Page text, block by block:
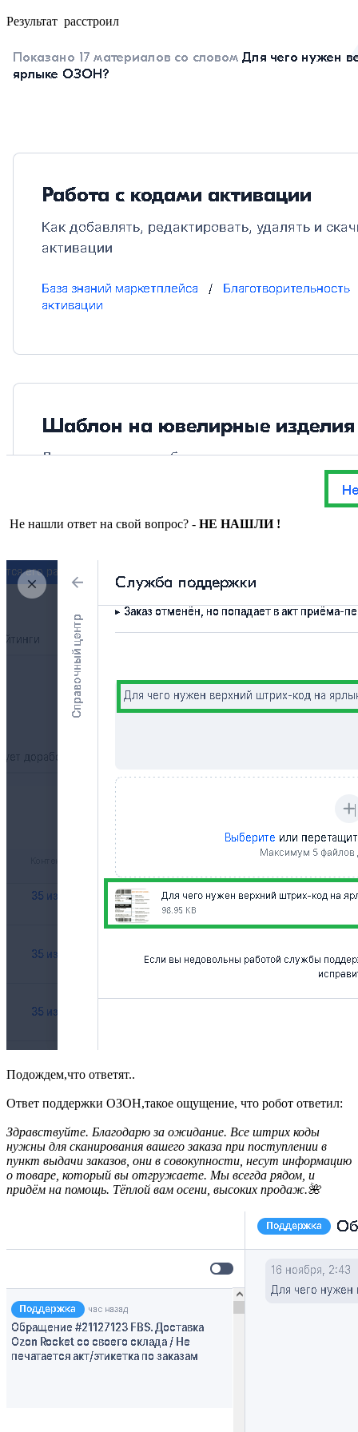
Результат расстроил
Не нашли ответ на свой вопрос? - НЕ НАШЛИ !
Подождем,что ответят..
Ответ поддержки ОЗОН,такое ощущение, что робот ответил:
Здравствуйте. Благодарю за ожидание. Все штрих коды
нужны для сканирования вашего заказа при поступлении в
пункт выдачи заказов, они в совокупности, несут информацию
о товаре, который вы отгружаете. Мы всегда рядом, и
придём на помощь. Тёплой вам осени, высоких продаж.🌺